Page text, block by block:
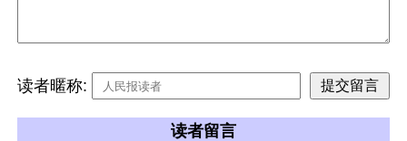
读者暱称:
读者留言